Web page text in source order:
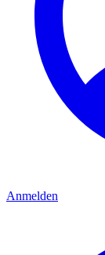
Anmelden